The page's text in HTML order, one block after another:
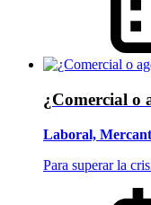
¿Comercial o
Laboral,
Para superar la